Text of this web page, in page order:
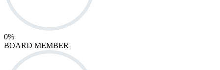
0%
BOARD MEMBER